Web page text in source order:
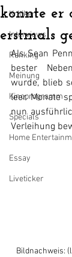
Kritiken
Interviews
Ranking
Meinung
Kinoprogramm
Specials
Home
Essay
Liveticker
konnte er
erstmals
Als Sean
bester
wurde, blieb
leer. Monate
nun
Verleihung
Bildnachweis: